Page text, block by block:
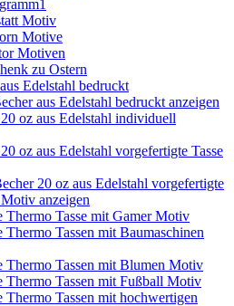
Motiv
Motive
Motiven
zu Ostern
Edelstahl bedruckt
aus Edelstahl bedruckt anzeigen
oz aus Edelstahl individuell
oz aus Edelstahl vorgefertigte Tasse
20 oz aus Edelstahl vorgefertigte
anzeigen
Thermo Tasse mit Gamer Motiv
Thermo Tassen mit Baumaschinen
Thermo Tassen mit Blumen Motiv
Thermo Tassen mit Fußball Motiv
Thermo Tassen mit hochwertigen